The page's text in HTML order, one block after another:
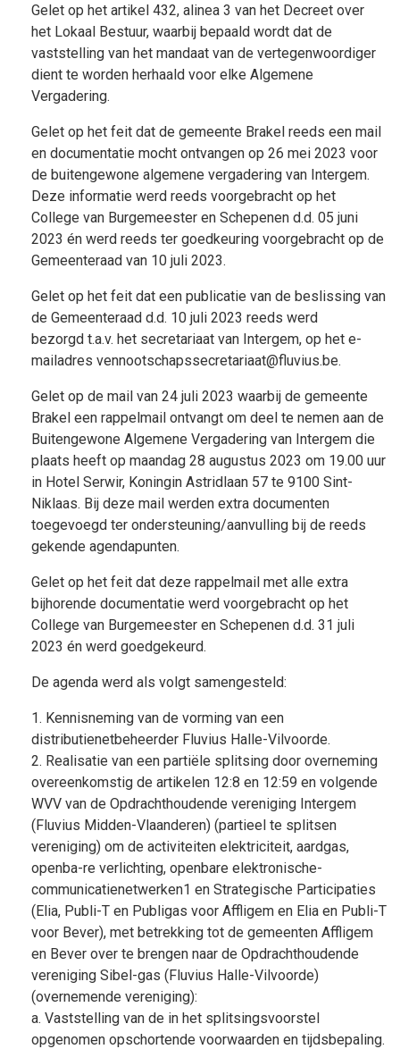
Gelet op het artikel 432, alinea 3 van het Decreet over
het Lokaal Bestuur, waarbij bepaald wordt dat de
vaststelling van het mandaat van de vertegenwoordiger
dient te worden herhaald voor elke Algemene
Vergadering.
Gelet op het feit dat de gemeente Brakel reeds een mail
en documentatie mocht ontvangen op 26 mei 2023 voor
de buitengewone algemene vergadering van Intergem.
Deze informatie werd reeds voorgebracht op het
College van Burgemeester en Schepenen d.d. 05 juni
2023 én werd reeds ter goedkeuring voorgebracht op de
Gemeenteraad van 10 juli 2023.
Gelet op het feit dat een publicatie van de beslissing van
de Gemeenteraad d.d. 10 juli 2023 reeds werd
bezorgd t.a.v. het secretariaat van Intergem, op het e-
mailadres vennootschapssecretariaat@fluvius.be.
Gelet op de mail van 24 juli 2023 waarbij de gemeente
Brakel een rappelmail ontvangt om deel te nemen aan de
Buitengewone Algemene Vergadering van Intergem die
plaats heeft op maandag 28 augustus 2023 om 19.00 uur
in Hotel Serwir, Koningin Astridlaan 57 te 9100 Sint-
Niklaas. Bij deze mail werden extra documenten
toegevoegd ter ondersteuning/aanvulling bij de reeds
gekende agendapunten.
Gelet op het feit dat deze rappelmail met alle extra
bijhorende documentatie werd voorgebracht op het
College van Burgemeester en Schepenen d.d. 31 juli
2023 én werd goedgekeurd.
De agenda werd als volgt samengesteld:
1. Kennisneming van de vorming van een
distributienetbeheerder Fluvius Halle-Vilvoorde.
2. Realisatie van een partiële splitsing door overneming
overeenkomstig de artikelen 12:8 en 12:59 en volgende
WVV van de Opdrachthoudende vereniging Intergem
(Fluvius Midden-Vlaanderen) (partieel te splitsen
vereniging) om de activiteiten elektriciteit, aardgas,
openba-re verlichting, openbare elektronische-
communicatienetwerken1 en Strategische Participaties
(Elia, Publi-T en Publigas voor Affligem en Elia en Publi-T
voor Bever), met betrekking tot de gemeenten Affligem
en Bever over te brengen naar de Opdrachthoudende
vereniging Sibel-gas (Fluvius Halle-Vilvoorde)
(overnemende vereniging):
a. Vaststelling van de in het splitsingsvoorstel
opgenomen opschortende voorwaarden en tijdsbepaling.